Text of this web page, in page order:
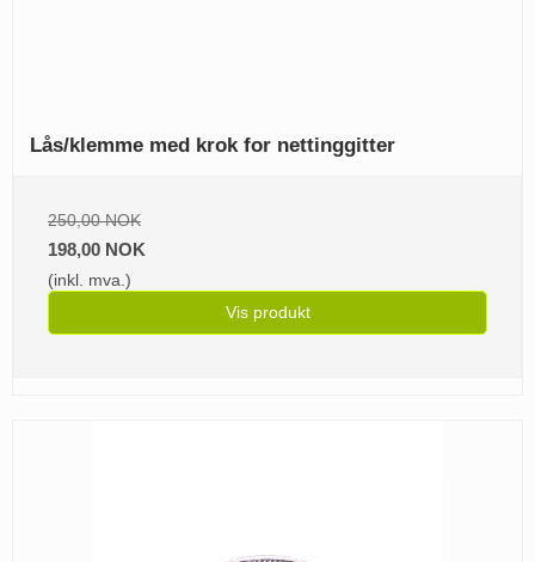
Lås/klemme med krok for nettinggitter
250,00 NOK
198,00 NOK
(inkl. mva.)
Vis produkt